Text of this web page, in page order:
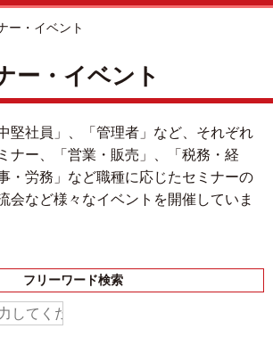
ー・イベント
ー・イベント
堅社員」、「管理者」など、それぞれ
ナー、「営業・販売」、「税務・経
・労務」など職種に応じたセミナーの
会など様々なイベントを開催していま
フリーワード検索